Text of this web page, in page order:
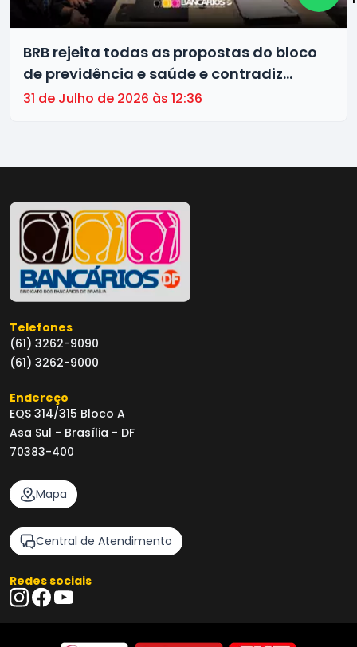
BRB rejeita todas as propostas do bloco
de previdência e saúde e contradiz
discurso de valorização das pessoas
31 de Julho de 2026 às 12:36
Telefones
(61) 3262-9090
(61) 3262-9000
Endereço
EQS 314/315 Bloco A
Asa Sul - Brasília - DF
70383-400
Mapa
Central de Atendimento
Redes sociais